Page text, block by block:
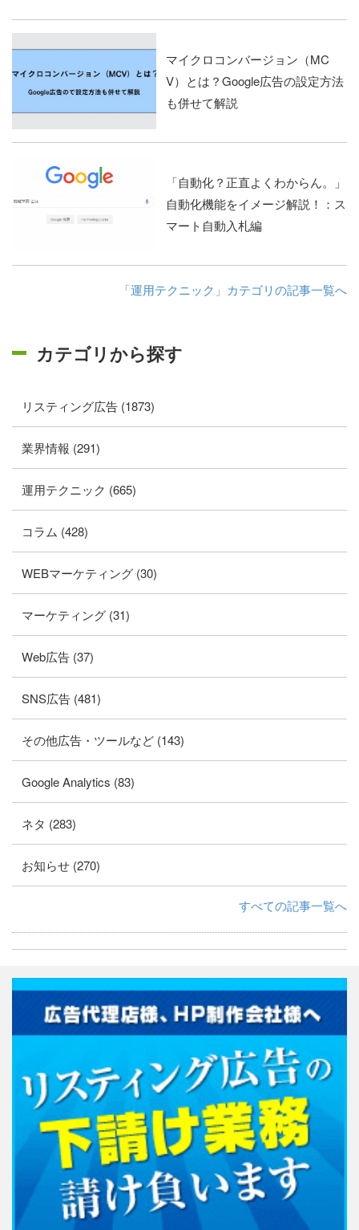
マイクロコンバージョン（MC
V）とは？Google広告の設定方法
も併せて解説
「自動化？正直よくわからん。」
自動化機能をイメージ解説！：ス
マート自動入札編
「運用テクニック」カテゴリの記事一覧へ
カテゴリから探す
リスティング広告 (1873)
業界情報 (291)
運用テクニック (665)
コラム (428)
WEBマーケティング (30)
マーケティング (31)
Web広告 (37)
SNS広告 (481)
その他広告・ツールなど (143)
Google Analytics (83)
ネタ (283)
お知らせ (270)
すべての記事一覧へ